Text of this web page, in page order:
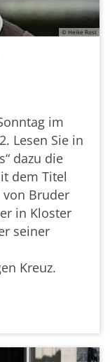
© Heike Rost
im
Lesen Sie in
dazu die
dem Titel
von Bruder
in Kloster
seiner
Kreuz.